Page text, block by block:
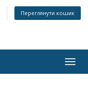
Переглянути кошик